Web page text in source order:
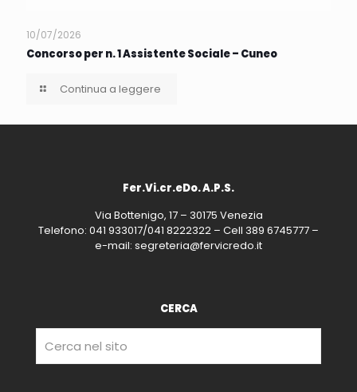
10/07/2026
Concorso per n. 1 Assistente Sociale – Cuneo
Continua a leggere
Fer.Vi.cr.eDo. A.P.S.
Via Bottenigo, 17 – 30175 Venezia
Telefono: 041 933017/041 8222322 – Cell 389 6745777 –
e-mail: segreteria@fervicredo.it
CERCA